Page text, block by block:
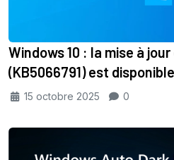
Windows 10 : la mise à
(KB5066791) est
15 octobre 2025 0